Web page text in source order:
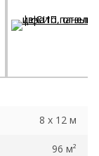
8 х 12 м
96 м²